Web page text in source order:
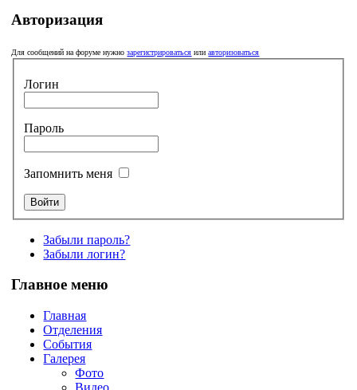
Авторизация
Для сообщений на форуме нужнозарегистрироваться илиавторизоваться
Логин
Пароль
Запомнить меня
Забыли пароль?
Забыли логин?
Главное меню
Главная
Отделения
События
Галерея
Фото